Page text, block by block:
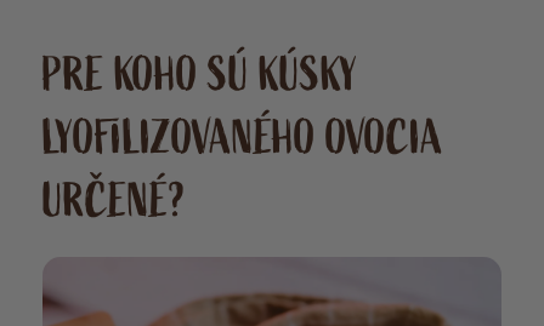
PRE KOHO SÚ KÚSKY
LYOFILIZOVANÉHO OVOCIA
URČENÉ?